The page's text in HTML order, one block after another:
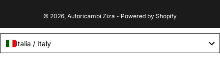
© 2026, Autoricambi Ziza - Powered by Shopify
Italia / Italy